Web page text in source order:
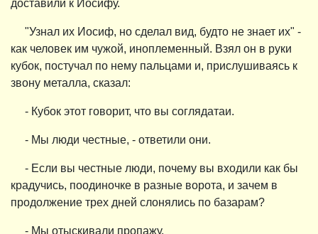
доставили к Иосифу.
"Узнал их Иосиф, но сделал вид, будто не знает их" -
как человек им чужой, иноплеменный. Взял он в руки
кубок, постучал по нему пальцами и, прислушиваясь к
звону металла, сказал:
- Кубок этот говорит, что вы соглядатаи.
- Мы люди честные, - ответили они.
- Если вы честные люди, почему вы входили как бы
крадучись, поодиночке в разные ворота, и зачем в
продолжение трех дней слонялись по базарам?
- Мы отыскивали пропажу.